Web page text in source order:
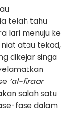
telah tahu
lari menuju ke
atau tekad,
dikejar singa
‘al-firaar
salah satu
fase dalam